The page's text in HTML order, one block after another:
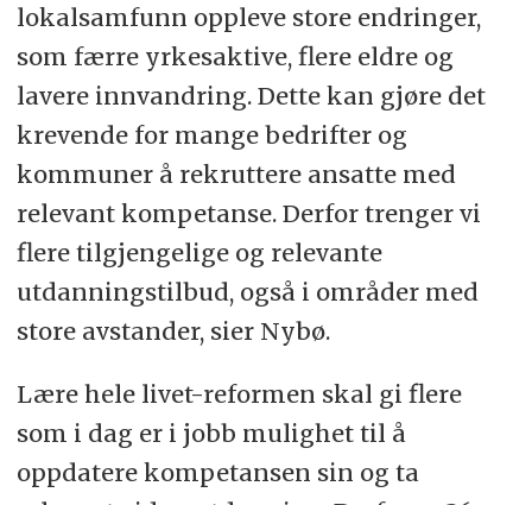
lokalsamfunn oppleve store endringer,
som færre yrkesaktive, flere eldre og
lavere innvandring. Dette kan gjøre det
krevende for mange bedrifter og
kommuner å rekruttere ansatte med
relevant kompetanse. Derfor trenger vi
flere tilgjengelige og relevante
utdanningstilbud, også i områder med
store avstander, sier Nybø.
Lære hele livet-reformen skal gi flere
som i dag er i jobb mulighet til å
oppdatere kompetansen sin og ta